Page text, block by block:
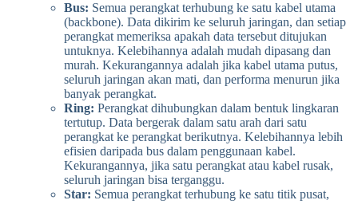
Bus: Semua perangkat terhubung ke satu kabel utama
(backbone). Data dikirim ke seluruh jaringan, dan setiap
perangkat memeriksa apakah data tersebut ditujukan
untuknya. Kelebihannya adalah mudah dipasang dan
murah. Kekurangannya adalah jika kabel utama putus,
seluruh jaringan akan mati, dan performa menurun jika
banyak perangkat.
Ring: Perangkat dihubungkan dalam bentuk lingkaran
tertutup. Data bergerak dalam satu arah dari satu
perangkat ke perangkat berikutnya. Kelebihannya lebih
efisien daripada bus dalam penggunaan kabel.
Kekurangannya, jika satu perangkat atau kabel rusak,
seluruh jaringan bisa terganggu.
Star: Semua perangkat terhubung ke satu titik pusat,